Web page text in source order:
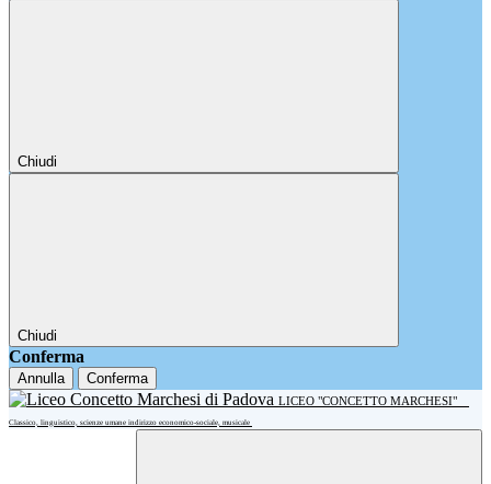
Chiudi
Chiudi
Conferma
Annulla Conferma
LICEO "CONCETTO MARCHESI"
Classico, linguistico, scienze umane indirizzo economico-sociale, musicale